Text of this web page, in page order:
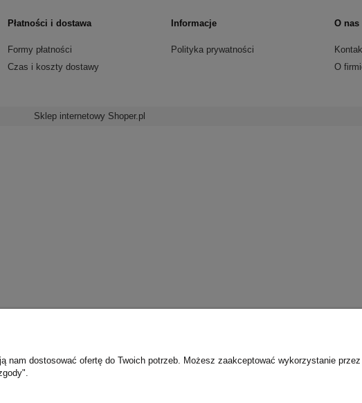
Płatności i dostawa
Formy płatności
Czas i koszty dostawy
Informacje
Polityka prywatności
O nas
O
Sklep internetowy Shoper.pl
nam dostosować ofertę do Twoich potrzeb. Możesz zaakceptować wykorzystanie